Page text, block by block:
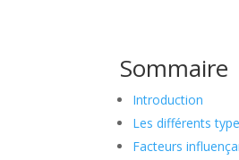
Sommaire
Introduction
Les différents
Facteurs